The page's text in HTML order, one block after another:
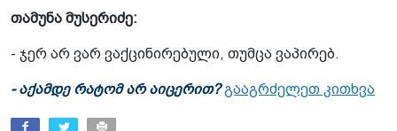
თამუნა მუსერიძე:
- ჯერ არ ვარ ვაქცინირებული, თუმცა ვაპირებ.
- აქამდე რატომ არ აიცერით? გააგრძელეთ კითხვა